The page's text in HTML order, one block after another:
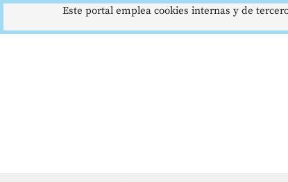
Este portal emplea cookies internas y de